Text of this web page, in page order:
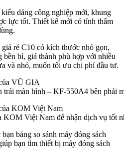
dáng công nghiệp mới, khung
lực tốt. Thiết kế mới có tính thẩm
rẻ C10 có kích thước nhỏ gọn,
bền bỉ, giá thành phù hợp với nhiều
và nhỏ, muốn tối ưu chi phí đầu tư.
trái màn hình – KF-550A4 bên phải
KOM Việt Nam để nhận dịch vụ tốt
bảng so sánh máy đóng sách
bạn tìm thiết bị máy đóng sách